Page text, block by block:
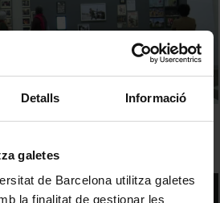
Detalls Informació
galetes
de Barcelona utilitza galetes
la finalitat de gestionar les
"Susan Meiselas.